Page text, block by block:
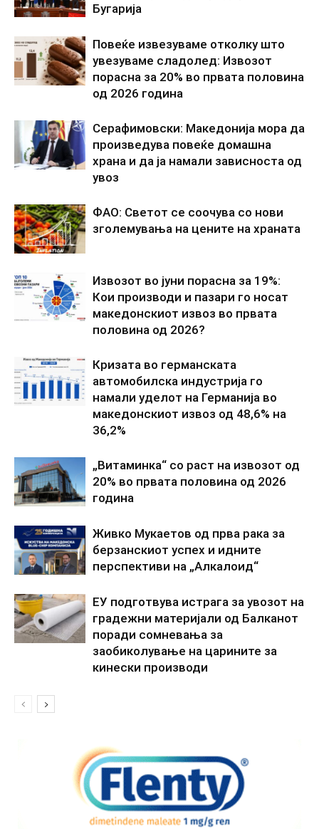
Бугарија
Повеќе извезуваме отколку што
увезуваме сладолед: Извозот
порасна за 20% во првата половина
од 2026 година
Серафимовски: Македонија мора да
произведува повеќе домашна
храна и да ја намали зависноста од
увоз
ФАО: Светот се соочува со нови
зголемувања на цените на храната
Извозот во јуни порасна за 19%:
Кои производи и пазари го носат
македонскиот извоз во првата
половина од 2026?
Кризата во германската
автомобилска индустрија го
намали уделот на Германија во
македонскиот извоз од 48,6% на
36,2%
„Витаминка“ со раст на извозот од
20% во првата половина од 2026
година
Живко Мукаетов од прва рака за
берзанскиот успех и идните
перспективи на „Алкалоид“
ЕУ подготвува истрага за увозот на
градежни материјали од Балканот
поради сомневања за
заобиколување на царините за
кинески производи